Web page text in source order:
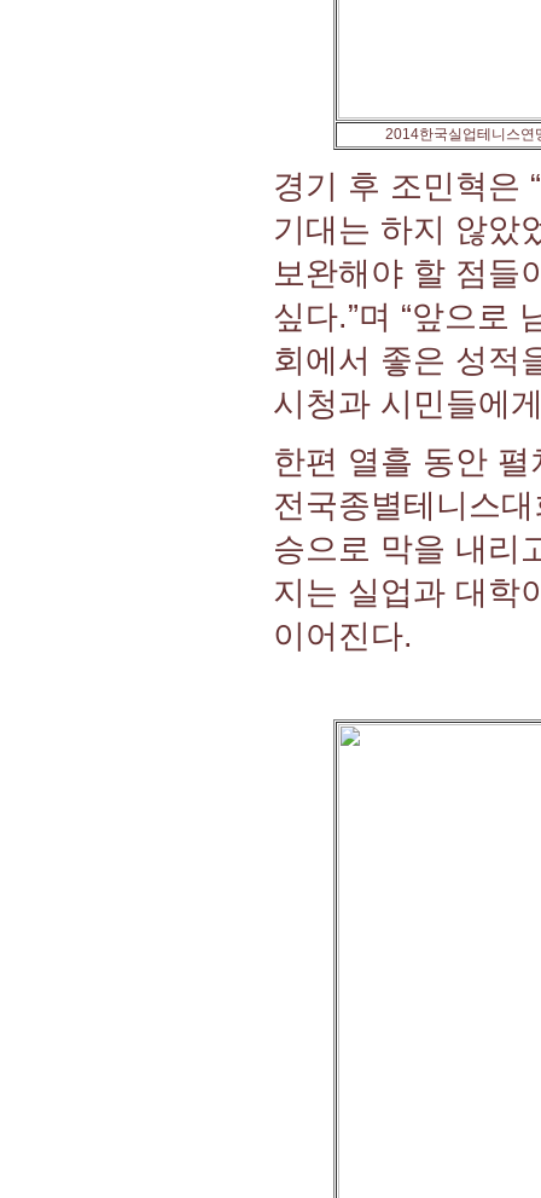
2014한국실업테니스연
경기 후 조민혁은
기대는 하지 않았
보완해야 할 점들
싶다.”며 “앞으로
회에서 좋은 성적
시청과 시민들에
한편 열흘 동안
전국종별테니스
승으로 막을 내리
지는 실업과 대학
이어진다.